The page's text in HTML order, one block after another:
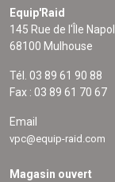
Equip'Raid
145 Rue de l'Île
68100 Mulhouse
Tél. 03 89 61 90 88
Fax : 03 89 61 70 67
Email
vpc@equip-raid.com
Magasin ouvert